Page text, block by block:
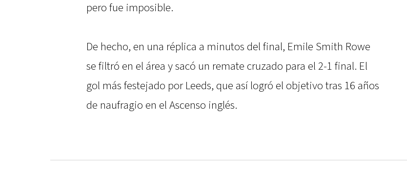
pero fue imposible.
De hecho, en una réplica a minutos del final, Emile Smith Rowe
se filtró en el área y sacó un remate cruzado para el 2-1 final. El
gol más festejado por Leeds, que así logró el objetivo tras 16 años
de naufragio en el Ascenso inglés.